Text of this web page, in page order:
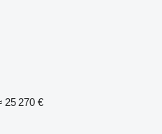
25 270 €